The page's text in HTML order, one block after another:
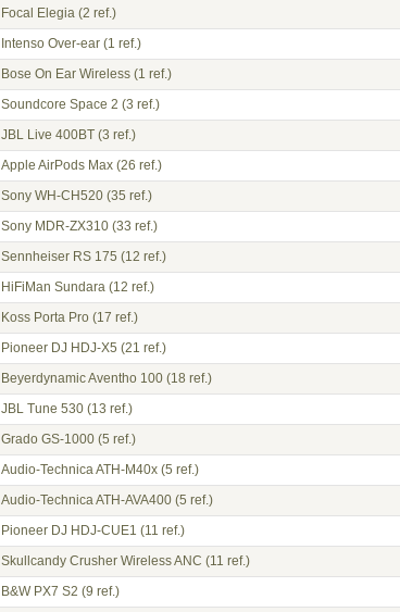
Focal Elegia (2 ref.)
Intenso Over-ear (1 ref.)
Bose On Ear Wireless (1 ref.)
Soundcore Space 2 (3 ref.)
JBL Live 400BT (3 ref.)
Apple AirPods Max (26 ref.)
Sony WH-CH520 (35 ref.)
Sony MDR-ZX310 (33 ref.)
Sennheiser RS 175 (12 ref.)
HiFiMan Sundara (12 ref.)
Koss Porta Pro (17 ref.)
Pioneer DJ HDJ-X5 (21 ref.)
Beyerdynamic Aventho 100 (18 ref.)
JBL Tune 530 (13 ref.)
Grado GS-1000 (5 ref.)
Audio-Technica ATH-M40x (5 ref.)
Audio-Technica ATH-AVA400 (5 ref.)
Pioneer DJ HDJ-CUE1 (11 ref.)
Skullcandy Crusher Wireless ANC (11 ref.)
B&W PX7 S2 (9 ref.)